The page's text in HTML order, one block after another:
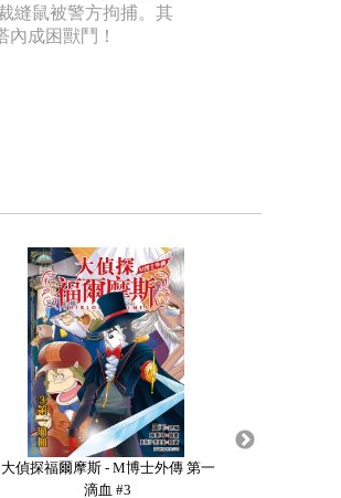
縫鼠被警方拘捕。其
成困獸鬥！
大偵探福爾摩斯 - M博士外傳 第一
滴血 #3